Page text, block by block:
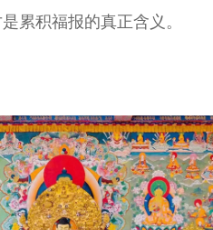
累积福报的真正含义。